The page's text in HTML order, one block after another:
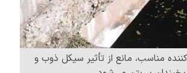
کننده مناسب، مانع از تأثیر سیکل ذوب و